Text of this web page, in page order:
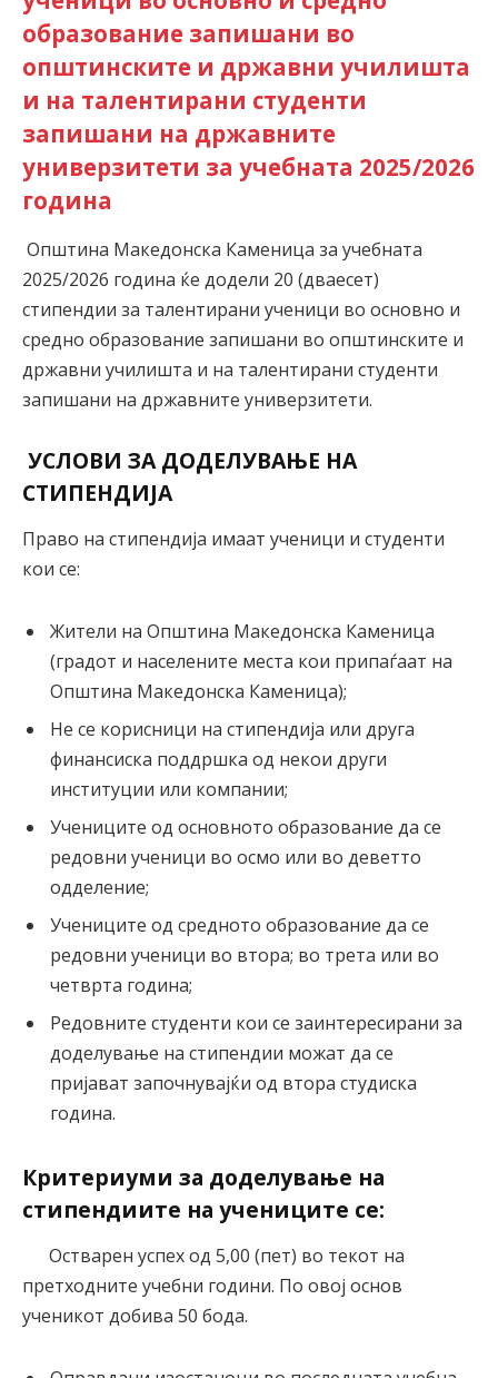
образование запишани во
општинските и државни училишта
и на талентирани студенти
запишани на државните
универзитети за учебната 2025/2026
година
Општина Македонска Каменица за учебната
2025/2026 година ќе додели 20 (дваесет)
стипендии за талентирани ученици во основно и
средно образование запишани во општинските и
државни училишта и на талентирани студенти
запишани на државните универзитети.
УСЛОВИ ЗА ДОДЕЛУВАЊЕ НА
СТИПЕНДИЈА
Право на стипендија имаат ученици и студенти
кои се:
Жители на Општина Македонска Каменица
(градот и населените места кои припаѓаат на
Општина Македонска Каменица);
Не се корисници на стипендија или друга
финансиска поддршка од некои други
институции или компании;
Учениците од основното образование да се
редовни ученици во осмо или во деветто
одделение;
Учениците од средното образование да се
редовни ученици во втора; во трета или во
четврта година;
Редовните студенти кои се заинтересирани за
доделување на стипендии можат да се
пријават започнувајќи од втора студиска
година.
Критериуми за доделување на
стипендиите на учениците се:
Остварен успех од 5,00 (пет) во текот на
претходните учебни години. По овој основ
ученикот добива 50 бода.